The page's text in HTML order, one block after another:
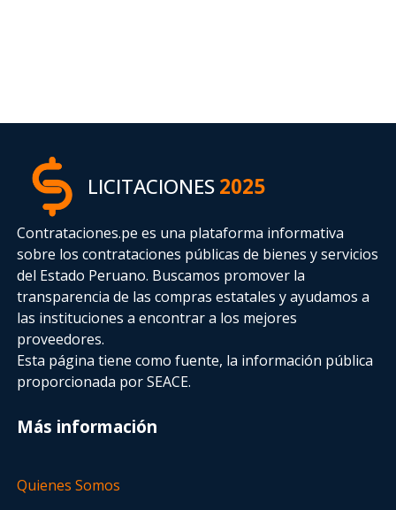
LICITACIONES2025
Contrataciones.pe es una plataforma informativa
sobre los contrataciones públicas de bienes y servicios
del Estado Peruano. Buscamos promover la
transparencia de las compras estatalesy ayudamos a
las instituciones a encontrar a los mejores
proveedores.
Esta página tiene como fuente, la información pública
proporcionada por SEACE.
Más información
Quienes Somos